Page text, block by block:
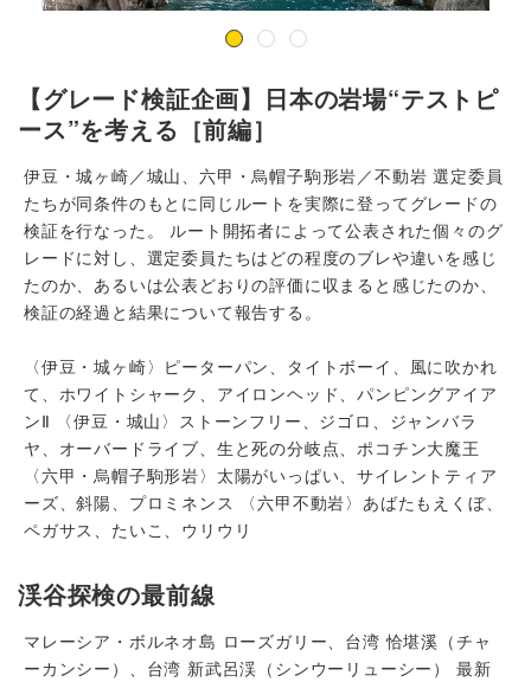
【グレード検証企画】日本の岩場“テストピ
ース”を考える［前編］
伊豆・城ヶ崎／城山、六甲・烏帽子駒形岩／不動岩 選定委員
たちが同条件のもとに同じルートを実際に登ってグレードの
検証を行なった。 ルート開拓者によって公表された個々のグ
レードに対し、選定委員たちはどの程度のブレや違いを感じ
たのか、あるいは公表どおりの評価に収まると感じたのか、
検証の経過と結果について報告する。
〈伊豆・城ヶ崎〉ピーターパン、タイトボーイ、風に吹かれ
て、ホワイトシャーク、アイロンヘッド、パンピングアイア
ンⅡ 〈伊豆・城山〉ストーンフリー、ジゴロ、ジャンバラ
ヤ、オーバードライブ、生と死の分岐点、ポコチン大魔王
〈六甲・烏帽子駒形岩〉太陽がいっぱい、サイレントティア
ーズ、斜陽、プロミネンス 〈六甲不動岩〉あばたもえくぼ、
ペガサス、たいこ、ウリウリ
渓谷探検の最前線
マレーシア・ボルネオ島 ローズガリー、台湾 恰堪溪（チャ
ーカンシー）、台湾 新武呂渓（シンウーリューシー） 最新